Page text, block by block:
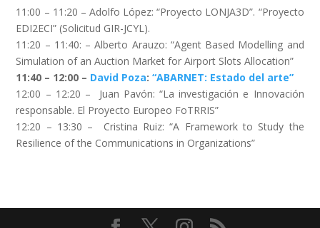
11:00 – 11:20 – Adolfo López: “Proyecto LONJA3D”. “Proyecto
EDI2ECI” (Solicitud GIR-JCYL).
11:20 – 11:40: – Alberto Arauzo: “Agent Based Modelling and
Simulation of an Auction Market for Airport Slots Allocation”
11:40 – 12:00 – David Poza:“ABARNET: Estado del arte”
12:00 – 12:20 – Juan Pavón: “La investigación e Innovación
responsable. El Proyecto Europeo FoTRRIS”
12:20 – 13:30 – Cristina Ruiz: “A Framework to Study the
Resilience of the Communications in Organizations”